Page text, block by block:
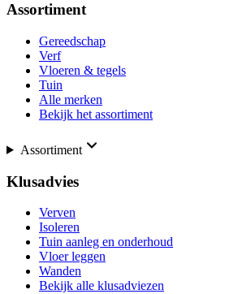
Assortiment
Gereedschap
Verf
Vloeren & tegels
Tuin
Alle merken
Bekijk het assortiment
Assortiment
Klusadvies
Verven
Isoleren
Tuin aanleg en onderhoud
Vloer leggen
Wanden
Bekijk alle klusadviezen